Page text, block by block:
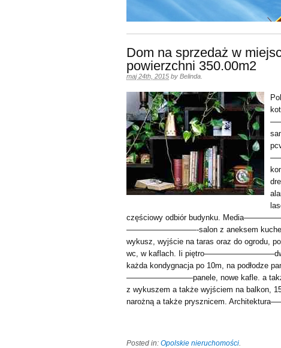
Dom na sprzedaż w
powierzchni 350.00m2
maj 24th, 2015 by Belinda
częściowy odbiór budynku.
—————————-salon z aneksem
wykusz, wyjście na taras oraz do ogrodu,
wc, w kaflach. Ii piętro—————————dwa
każda kondygnacja po 10m, na podłodze
————————–panele, nowe kafle. a
z wykuszem a także wyjściem na balkon,
narożną a także prysznicem.
Posted in: Opolskie nieruchomości.